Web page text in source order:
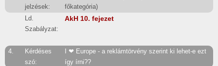
jelzések:
főkategória)
Ld.
Szabályzat:
AkH 10. fejezet
4.
Kérdéses
szó:
I ❤ Europe - a reklámtörvény szerint ki lehet-e ezt
így írni??